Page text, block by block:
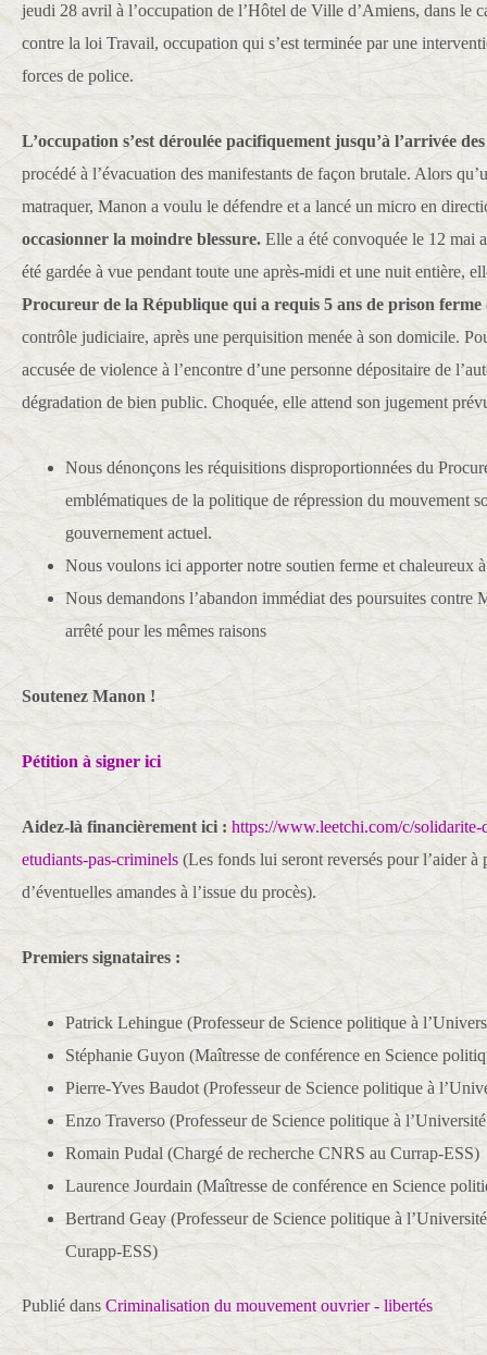
jeudi 28 avril à l’occupation de l’Hôtel de Ville d’Amiens, dans le
contre la loi Travail, occupation qui s’est terminée par une
forces de police.
L’occupation s’est déroulée pacifiquement jusqu’à l’arrivée
procédé à l’évacuation des manifestants de façon brutale. Alors
matraquer, Manon a voulu le défendre et a lancé un micro en
occasionner la moindre blessure. Elle a été convoquée le 12 mai
été gardée à vue pendant toute une après-midi et une nuit entière,
Procureur de la République qui a requis 5 ans de prison ferme
contrôle judiciaire, après une perquisition menée à son domicile.
accusée de violence à l’encontre d’une personne dépositaire de
dégradation de bien public. Choquée, elle attend son jugement
Nous dénonçons les réquisitions disproportionnées du
emblématiques de la politique de répression du mouvement
gouvernement actuel.
Nous voulons ici apporter notre soutien ferme et chaleureux
Nous demandons l’abandon immédiat des poursuites contre
arrêté pour les mêmes raisons
Soutenez Manon !
Pétition à signer ici
Aidez-là financièrement ici : https://www.leetchi.com/c/
etudiants-pas-criminels (Les fonds lui seront reversés pour l’aider à
d’éventuelles amandes à l’issue du procès).
Premiers signataires :
Patrick Lehingue (Professeur de Science politique à
Stéphanie Guyon (Maîtresse de conférence en Science
Pierre-Yves Baudot (Professeur de Science politique à
Enzo Traverso (Professeur de Science politique à
Romain Pudal (Chargé de recherche CNRS au Currap-ESS)
Laurence Jourdain (Maîtresse de conférence en Science
Bertrand Geay (Professeur de Science politique à
Curapp-ESS)
Publié dans Criminalisation du mouvement ouvrier - libertés